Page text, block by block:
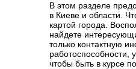
В этом разделе
в Киеве и области.
картой города.
найдете
только контактную
работоспособности,
чтобы быть в курсе